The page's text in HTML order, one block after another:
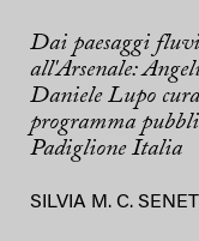
Dai paesaggi
all'Arsenale:
Daniele Lupo
programma
Padiglione Italia
SILVIA M. C.